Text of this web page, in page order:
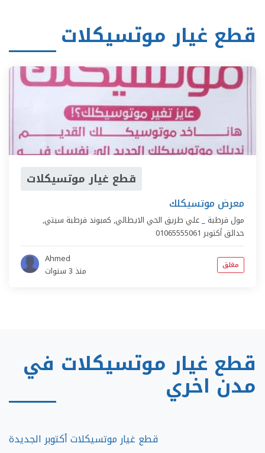
قطع غيار موتسيكلات
قطع غيار موتسيكلات
معرض موتسيكلك
مول قرطبة _ علي طريق الحي الايطالي, كمبوند قرطبة سيتي,
حدائق أكتوبر
Ahmed
منذ 3 سنوات
مغلق
قطع غيار موتسيكلات في
مدن اخري
قطع غيار موتسيكلات أكتوبر الجديدة